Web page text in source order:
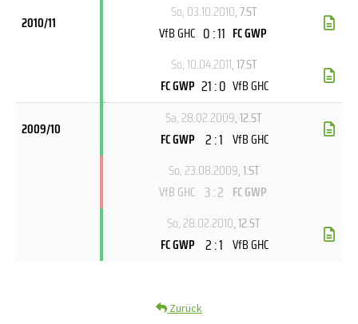
2010/11
So, 03.10.2010, 7.ST
VfB GHC 0 : 11 FC GWP
So, 10.04.2011, 17.ST
FC GWP 21 : 0 VfB GHC
2009/10
Sa, 28.02.2009, 12.ST
FC GWP 2 : 1 VfB GHC
So, 23.08.2009, 1.ST
VfB GHC 3 : 2 FC GWP
So, 28.02.2010, 12.ST
FC GWP 2 : 1 VfB GHC
Zurück